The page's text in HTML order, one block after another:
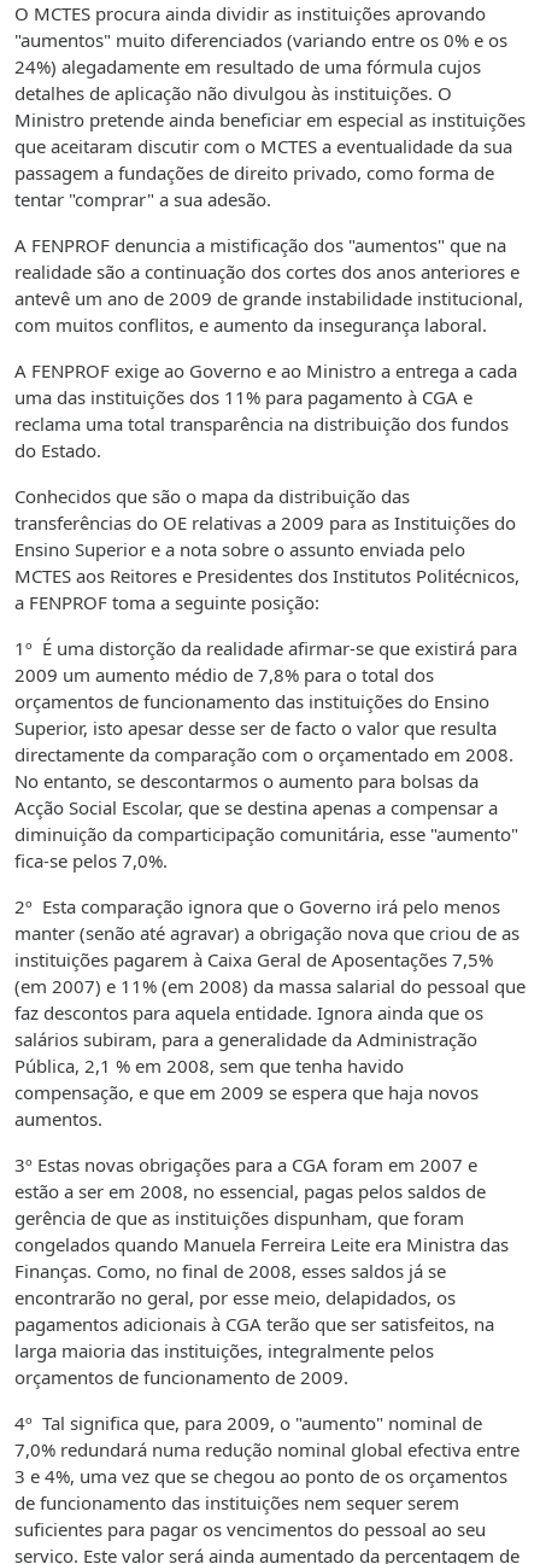
O MCTES procura ainda dividir as instituições aprovando
"aumentos" muito diferenciados (variando entre os 0% e os
24%) alegadamente em resultado de uma fórmula cujos
detalhes de aplicação não divulgou às instituições. O
Ministro pretende ainda beneficiar em especial as instituições
que aceitaram discutir com o MCTES a eventualidade da sua
passagem a fundações de direito privado, como forma de
tentar "comprar" a sua adesão.
A FENPROF denuncia a mistificação dos "aumentos" que na
realidade são a continuação dos cortes dos anos anteriores e
antevê um ano de 2009 de grande instabilidade institucional,
com muitos conflitos, e aumento da insegurança laboral.
A FENPROF exige ao Governo e ao Ministro a entrega a cada
uma das instituições dos 11% para pagamento à CGA e
reclama uma total transparência na distribuição dos fundos
do Estado.
Conhecidos que são o mapa da distribuição das
transferências do OE relativas a 2009 para as Instituições do
Ensino Superior e a nota sobre o assunto enviada pelo
MCTES aos Reitores e Presidentes dos Institutos Politécnicos,
a FENPROF toma a seguinte posição:
1º É uma distorção da realidade afirmar-se que existirá para
2009 um aumento médio de 7,8% para o total dos
orçamentos de funcionamento das instituições do Ensino
Superior, isto apesar desse ser de facto o valor que resulta
directamente da comparação com o orçamentado em 2008.
No entanto, se descontarmos o aumento para bolsas da
Acção Social Escolar, que se destina apenas a compensar a
diminuição da comparticipação comunitária, esse "aumento"
fica-se pelos 7,0%.
2º Esta comparação ignora que o Governo irá pelo menos
manter (senão até agravar) a obrigação nova que criou de as
instituições pagarem à Caixa Geral de Aposentações 7,5%
(em 2007) e 11% (em 2008) da massa salarial do pessoal que
faz descontos para aquela entidade. Ignora ainda que os
salários subiram, para a generalidade da Administração
Pública, 2,1 % em 2008, sem que tenha havido
compensação, e que em 2009 se espera que haja novos
aumentos.
3º Estas novas obrigações para a CGA foram em 2007 e
estão a ser em 2008, no essencial, pagas pelos saldos de
gerência de que as instituições dispunham, que foram
congelados quando Manuela Ferreira Leite era Ministra das
Finanças. Como, no final de 2008, esses saldos já se
encontrarão no geral, por esse meio, delapidados, os
pagamentos adicionais à CGA terão que ser satisfeitos, na
larga maioria das instituições, integralmente pelos
orçamentos de funcionamento de 2009.
4º Tal significa que, para 2009, o "aumento" nominal de
7,0% redundará numa redução nominal global efectiva entre
3 e 4%, uma vez que se chegou ao ponto de os orçamentos
de funcionamento das instituições nem sequer serem
suficientes para pagar os vencimentos do pessoal ao seu
serviço. Este valor será ainda aumentado da percentagem de